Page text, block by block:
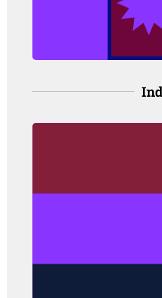
(IARC,
Angka kejadian:
pada
Angka
orang, pada